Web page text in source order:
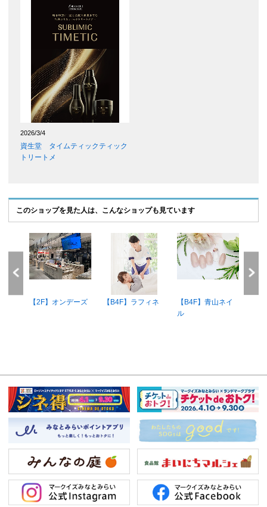
2026/3/4
資生堂 タイムティックティック
トリートメ
このショップを見た人は、こんなショップも見ています
【2F】オンデーズ 【B4F】ラフィネ
【B4F】青山ネイ
ル